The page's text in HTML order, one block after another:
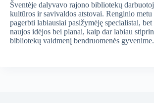
Šventėje dalyvavo rajono bibliotekų
kultūros ir savivaldos atstovai. Renginio
pagerbti labiausiai pasižymėję specialistai, bet
naujos idėjos bei planai, kaip dar labiau
bibliotekų vaidmenį bendruomenės gyvenime.